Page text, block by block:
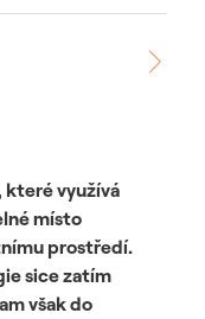
využívá
místo
prostředí.
sice zatím
však do